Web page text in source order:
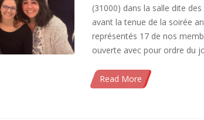
(31000) dans la salle dite
avant la tenue de la soirée
représentés 17 de nos
ouverte avec pour ordre du
Read More